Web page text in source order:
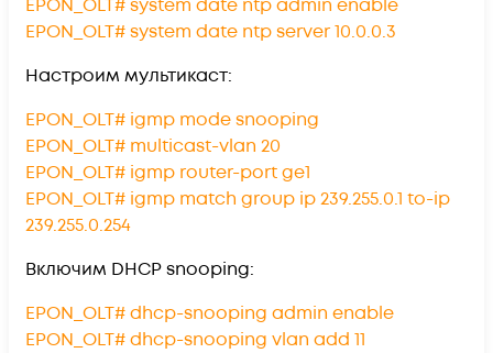
EPON_OLT# system date ntp admin enable
EPON_OLT# system date ntp server 10.0.0.3
Настроим мультикаст:
EPON_OLT# igmp mode snooping
EPON_OLT# multicast-vlan 20
EPON_OLT# igmp router-port ge1
EPON_OLT# igmp match group ip 239.255.0.1 to-ip
239.255.0.254
Включим DHCP snooping:
EPON_OLT# dhcp-snooping admin enable
EPON_OLT# dhcp-snooping vlan add 11